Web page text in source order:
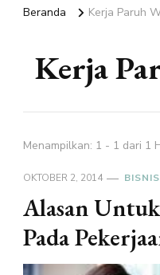
Beranda Kerja Paruh
Kerja
Menampilkan: 1 - 1 dari 1
OKTOBER 2, 2014 BISNIS
Alasan
Pada